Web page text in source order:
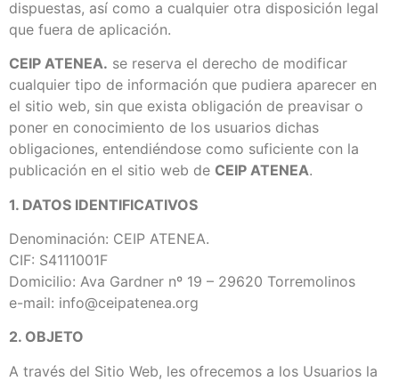
dispuestas, así como a cualquier otra disposición legal
que fuera de aplicación.
CEIP ATENEA. se reserva el derecho de modificar
cualquier tipo de información que pudiera aparecer en
el sitio web, sin que exista obligación de preavisar o
poner en conocimiento de los usuarios dichas
obligaciones, entendiéndose como suficiente con la
publicación en el sitio web de CEIP ATENEA.
1. DATOS IDENTIFICATIVOS
Denominación: CEIP ATENEA.
CIF: S4111001F
Domicilio: Ava Gardner nº 19 – 29620 Torremolinos
e-mail: info@ceipatenea.org
2. OBJETO
A través del Sitio Web, les ofrecemos a los Usuarios la